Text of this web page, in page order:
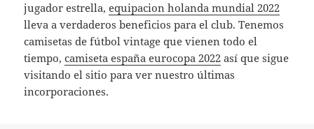
jugador estrella,equipacion holanda mundial 2022
lleva a verdaderos beneficios para el club. Tenemos
camisetas de fútbol vintage que vienen todo el
tiempo,camiseta españa eurocopa 2022 así que sigue
visitando el sitio para ver nuestro últimas
incorporaciones.